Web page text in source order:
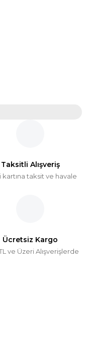
Taksitli Alışveriş
kartına taksit ve havale
Ücretsiz Kargo
ve Üzeri Alışverişlerde